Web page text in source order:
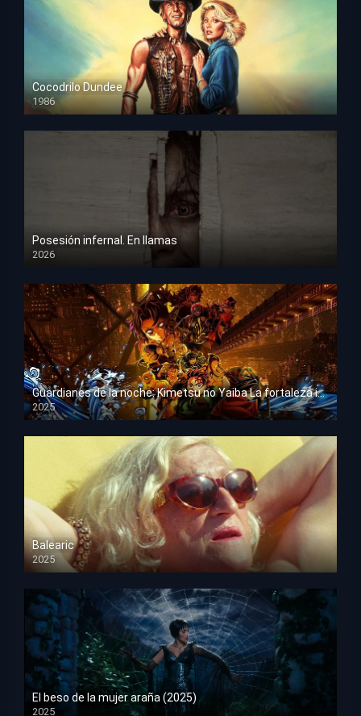
Cocodrilo Dundee
1986
HD 1080p
Posesión infernal. En llamas
2026
HD 1080p
Guardianes de la noche: Kimetsu no Yaiba La fortaleza infinita
2025
HD 1080p
Balearic
2025
HD 1080p
El beso de la mujer araña (2025)
2025